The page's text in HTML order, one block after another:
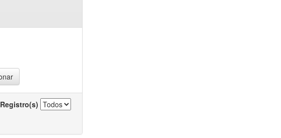
Registro(s)